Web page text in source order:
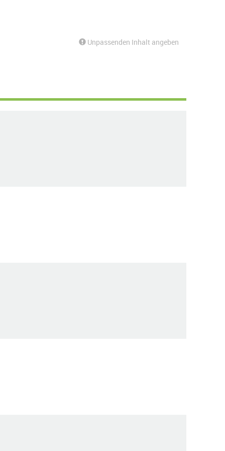
Unpassenden Inhalt angeben